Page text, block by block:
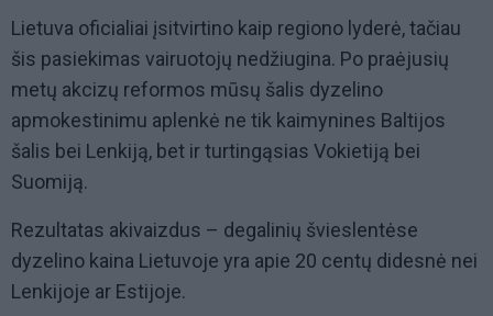
Lietuva oficialiai įsitvirtino kaip regiono lyderė, tačiau
šis pasiekimas vairuotojų nedžiugina. Po praėjusių
metų akcizų reformos mūsų šalis dyzelino
apmokestinimu aplenkė ne tik kaimynines Baltijos
šalis bei Lenkiją, bet ir turtingąsias Vokietiją bei
Suomiją.
Rezultatas akivaizdus – degalinių švieslentėse
dyzelino kaina Lietuvoje yra apie 20 centų didesnė nei
Lenkijoje ar Estijoje.